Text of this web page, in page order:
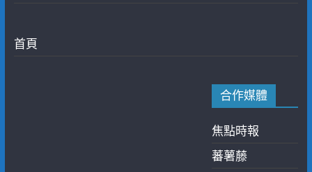
首頁
合作媒體
焦點時報
蕃薯藤